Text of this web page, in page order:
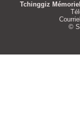
Tchinggiz Mémoriel
©